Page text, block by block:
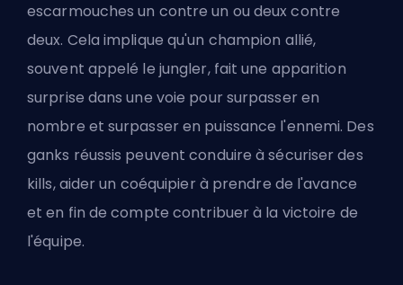
escarmouches un contre un ou deux contre
deux. Cela implique qu'un champion allié,
souvent appelé le jungler, fait une apparition
surprise dans une voie pour surpasser en
nombre et surpasser en puissance l'ennemi. Des
ganks réussis peuvent conduire à sécuriser des
kills, aider un coéquipier à prendre de l'avance
et en fin de compte contribuer à la victoire de
l'équipe.